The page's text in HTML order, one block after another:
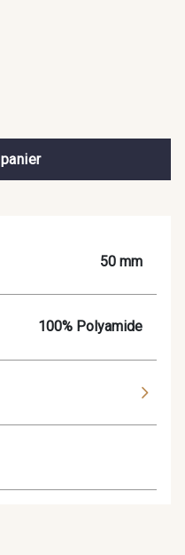
50 mm
100% Polyamide